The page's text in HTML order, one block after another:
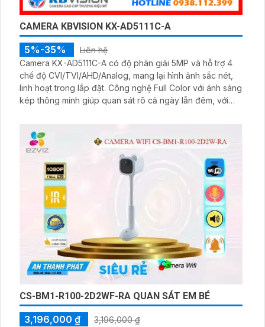
CAMERA KBVISION KX-AD5111C-A
5%-35%
Liên hệ
Camera KX-AD5111C-A có độ phân giải 5MP và hỗ trợ 4
chế độ CVI/TVI/AHD/Analog, mang lại hình ảnh sắc nét,
linh hoạt trong lắp đặt. Công nghệ Full Color với ánh sáng
kép thông minh giúp quan sát rõ cả ngày lẫn đêm, với
CS-BM1-R100-2D2WF-RA QUAN SÁT EM BÉ
3,196,000 ₫
3,196,000 ₫